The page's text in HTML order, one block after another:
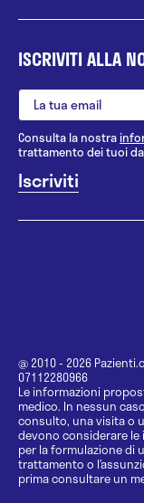
ISCRIVITI ALLA
Consulta la nostra
trattamento dei tuoi
@ 2010 - 2026
07112280966
Le informazioni
medico. In nessun
consulto, una visita o
devono considerare
per la formulazione di
trattamento o
prima consultare un